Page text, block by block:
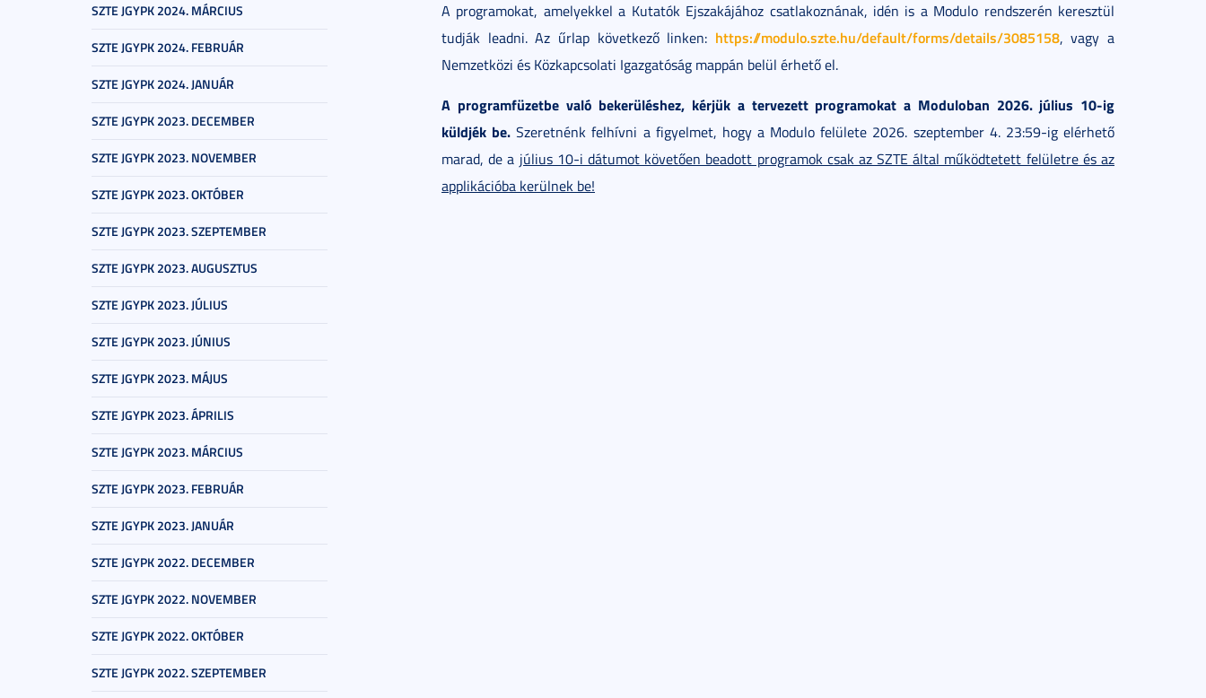
SZTE JGYPK 2024. MÁRCIUS
SZTE JGYPK 2024. FEBRUÁR
SZTE JGYPK 2024. JANUÁR
SZTE JGYPK 2023. DECEMBER
SZTE JGYPK 2023. NOVEMBER
SZTE JGYPK 2023. OKTÓBER
SZTE JGYPK 2023. SZEPTEMBER
SZTE JGYPK 2023. AUGUSZTUS
SZTE JGYPK 2023. JÚLIUS
SZTE JGYPK 2023. JÚNIUS
SZTE JGYPK 2023. MÁJUS
SZTE JGYPK 2023. ÁPRILIS
SZTE JGYPK 2023. MÁRCIUS
SZTE JGYPK 2023. FEBRUÁR
SZTE JGYPK 2023. JANUÁR
SZTE JGYPK 2022. DECEMBER
SZTE JGYPK 2022. NOVEMBER
SZTE JGYPK 2022. OKTÓBER
SZTE JGYPK 2022. SZEPTEMBER
A programokat, amelyekkel a Kutatók Ejszakájához csatlakoznának, idén is a Modulo rendszerén keresztül
tudják leadni. Az űrlap következő linken: https://modulo.szte.hu/default/forms/details/3085158, vagy a
Nemzetközi és Közkapcsolati Igazgatóság mappán belül érhető el.
A programfüzetbe való bekerüléshez, kérjük a tervezett programokat a Moduloban 2026. július 10-ig
küldjék be. Szeretnénk felhívni a figyelmet, hogy a Modulo felülete 2026. szeptember 4. 23:59-ig elérhető
marad, de a július 10-i dátumot követően beadott programok csak az SZTE által működtetett felületre és az
applikációba kerülnek be!